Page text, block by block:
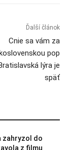
Ďalší článok
Cnie sa vám za
pop
lýra je
späť
zahryzol do
z filmu